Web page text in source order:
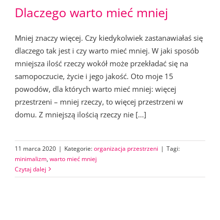
Dlaczego warto mieć mniej
Mniej znaczy więcej. Czy kiedykolwiek zastanawiałaś się
dlaczego tak jest i czy warto mieć mniej. W jaki sposób
mniejsza ilość rzeczy wokół może przekładać się na
samopoczucie, życie i jego jakość. Oto moje 15
powodów, dla których warto mieć mniej: więcej
przestrzeni – mniej rzeczy, to więcej przestrzeni w
domu. Z mniejszą ilością rzeczy nie [...]
11 marca 2020 | Kategorie:organizacja przestrzeni | Tagi:
minimalizm, warto mieć mniej
Czytaj dalej